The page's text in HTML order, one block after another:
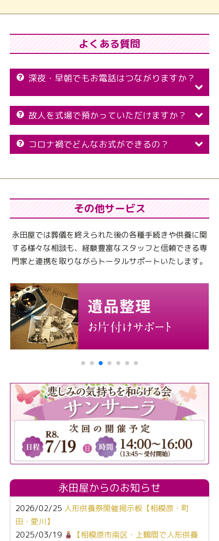
よくある質問
深夜・早朝でもお電話はつながりますか？
故人を式場で預かっていただけますか？
コロナ禍でどんなお式ができるの？
その他サービス
永田屋では葬儀を終えられた後の各種手続きや供養に関
する様々な相談も、 経験豊富なスタッフと信頼できる専
門家と連携を取りながらトータルサポートいたします。
永田屋からのお知らせ
2026/02/25 人形供養祭開催掲示板【相模原・町
田・愛川】
2025/03/19
【相模原市南区・上鶴間で人形供養